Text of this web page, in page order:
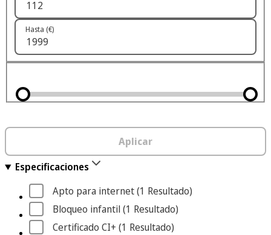
Hasta (€)
Aplicar
Especificaciones
Apto para internet (1 Resultado)
Bloqueo infantil (1 Resultado)
Certificado CI+ (1 Resultado)